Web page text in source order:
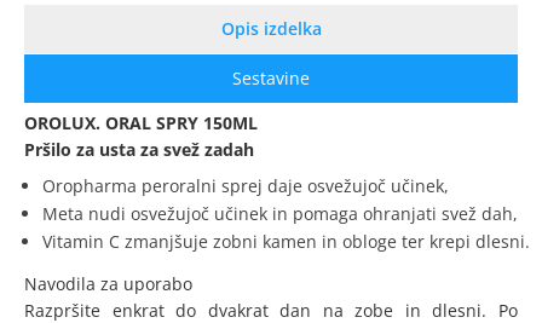
Opis izdelka
Sestavine
OROLUX. ORAL SPRY 150ML
Pršilo za usta za svež zadah
Oropharma peroralni sprej daje osvežujoč učinek,
Meta nudi osvežujoč učinek in pomaga ohranjati svež dah,
Vitamin C zmanjšuje zobni kamen in obloge ter krepi dlesni.
Navodila za uporabo
Razpršite enkrat do dvakrat dan na zobe in dlesni. Po